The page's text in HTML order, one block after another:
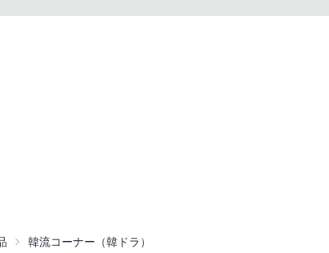
韓流コーナー（韓ドラ）